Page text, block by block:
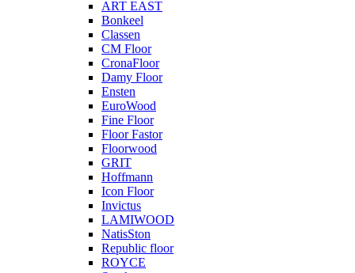
ART EAST
Bonkeel
Classen
CM Floor
CronaFloor
Damy Floor
Ensten
EuroWood
Fine Floor
Floor Fastor
Floorwood
GRIT
Hoffmann
Icon Floor
Invictus
LAMIWOOD
NatisSton
Republic floor
ROYCE